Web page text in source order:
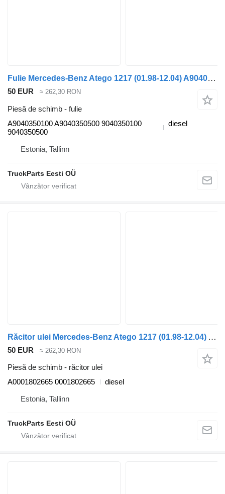
Fulie Mercedes-Benz Atego 1217 (01.98-12.04) A9040350100 pentru cap tractor Mercedes-Benz Atego, Atego 2, Atego 3 (1996-)
50 EUR ≈ 262,30 RON
Piesă de schimb - fulie
A9040350100 A9040350500 9040350100
9040350500
diesel
Estonia, Tallinn
TruckParts Eesti OÜ
Răcitor ulei Mercedes-Benz Atego 1217 (01.98-12.04) A0001802665 pentru cap tractor Mercedes-Benz Atego, Atego 2, Atego 3 (1996-)
50 EUR ≈ 262,30 RON
Piesă de schimb - răcitor ulei
A0001802665 0001802665
diesel
Estonia, Tallinn
TruckParts Eesti OÜ